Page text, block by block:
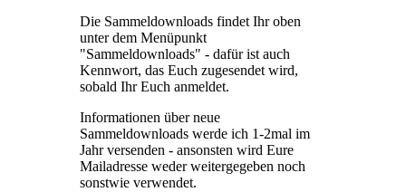
Die Sammeldownloads findet Ihr oben
unter dem Menüpunkt
"Sammeldownloads" - dafür ist auch
Kennwort, das Euch zugesendet wird,
sobald Ihr Euch anmeldet.
Informationen über neue
Sammeldownloads werde ich 1-2mal im
Jahr versenden - ansonsten wird Eure
Mailadresse weder weitergegeben noch
sonstwie verwendet.